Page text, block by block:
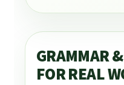
GRAMMAR
FOR REAL